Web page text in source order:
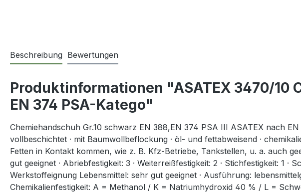
Beschreibung Bewertungen
Produktinformationen "ASATEX 3470/10
EN 374 PSA-Katego"
Chemiehandschuh Gr.10 schwarz EN 388,EN 374 PSA III ASATEX nach
vollbeschichtet · mit Baumwollbeflockung · öl- und fettabweisend ·
Fetten in Kontakt kommen, wie z. B. Kfz-Betriebe, Tankstellen, u. a. auch
gut geeignet · Abriebfestigkeit: 3 · Weiterreißfestigkeit: 2 · Stichfestigkeit: 1
Werkstoffeignung Lebensmittel: sehr gut geeignet · Ausführung:
Chemikalienfestigkeit: A = Methanol / K = Natriumhydroxid 40 % / L =